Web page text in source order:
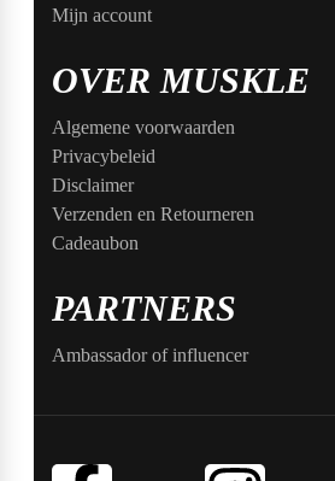
Mijn account
OVER MUSKLE
Algemene voorwaarden
Privacybeleid
Disclaimer
Verzenden en Retourneren
Cadeaubon
PARTNERS
Ambassador of influencer